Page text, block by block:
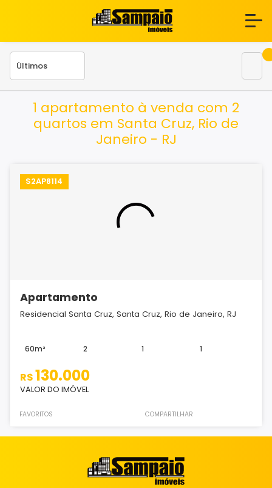
1 apartamento à venda com 2
quartos em Santa Cruz, Rio de
Janeiro - RJ
S2AP8114
Apartamento
Residencial Santa Cruz, Santa Cruz, Rio de Janeiro, RJ
60m² 2 1 1
R$130.000
VALOR DO IMÓVEL
FAVORITOS COMPARTILHAR